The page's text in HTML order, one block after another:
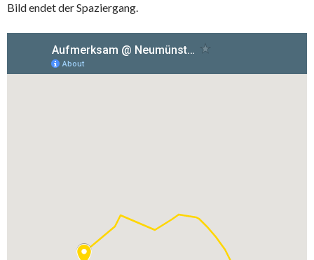
Bild endet der Spaziergang.